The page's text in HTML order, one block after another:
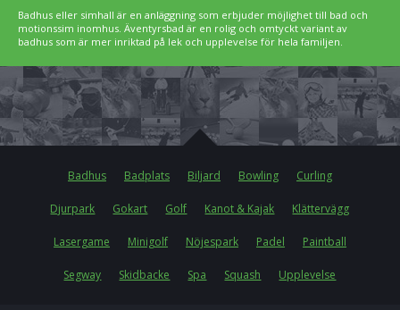
Badhus eller simhall är en anläggning som erbjuder möjlighet till bad och
motionssim inomhus. Äventyrsbad är en rolig och omtyckt variant av
badhus som är mer inriktad på lek och upplevelse för hela familjen.
Badhus Badplats Biljard Bowling Curling
Djurpark Gokart Golf Kanot & Kajak Klättervägg
Lasergame Minigolf Nöjespark Padel Paintball
Segway Skidbacke Spa Squash Upplevelse